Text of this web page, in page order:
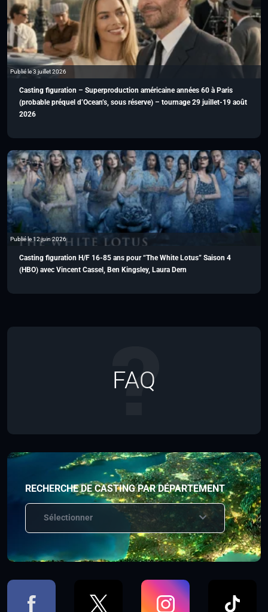
Publié le 3 juillet 2026
Casting figuration – Superproduction américaine années 60 à Paris
(probable préquel d’Ocean’s, sous réserve) – tournage 29 juillet-19 août
2026
Publié le 12 juin 2026
Casting figuration H/F 16-85 ans pour “The White Lotus” Saison 4
(HBO) avec Vincent Cassel, Ben Kingsley, Laura Dern
FAQ
RECHERCHE DE CASTING PAR DÉPARTEMENT
Sélectionner